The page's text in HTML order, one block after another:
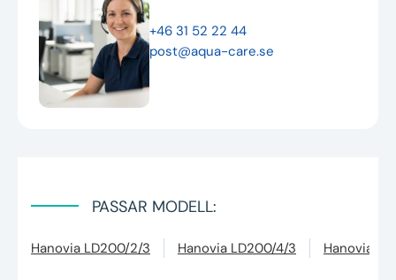
+46 31 52 22 44
post@aqua-care.se
PASSAR MODELL:
Hanovia LD200/2/3 Hanovia LD200/4/3 Hanovia